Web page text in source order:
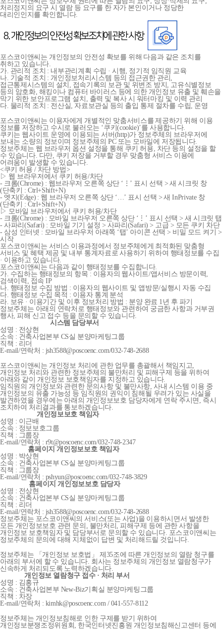
처리정지의 요구 시 열람 등 요구를 한 자가 본인이거나 정당한
대리인인지를 확인합니다.
포스코이앤씨는 개인정보의 안전성 확보를 위해 다음과 같은 조치를
취하고 있습니다.
가. 관리적 조치 : 내부관리계획 수립 · 시행, 정기적 임직원 교육
나. 기술적 조치 : 개인정보처리시스템 등의 접근권한 관리,
접근통제시스템의 설치, 접속기록의 보관 및 위변조 방지, 고유식별정보
등의 암호화, 해킹이나 컴퓨터 바이러스 등에 의한 개인정보 유출 및 훼손을
막기 위한 보안프로그램 설치, 출력 및 복사 시 워터마킹 및 이력 관리
다. 물리적 조치 : 전산실, 자료보관실 등의 출입 통제 절차를 수립, 운영
포스코이앤씨는 이용자에게 개별적인 맞춤서비스를 제공하기 위해 이용
정보를 저장하고 수시로 불러오는 ‘쿠키(cookie)’를 사용합니다.
쿠키는 웹사이트 운영에 이용되는 서버(http)가 정보주체의 브라우저에
보내는 소량의 정보이며 정보주체의 PC 또는 모바일에 저장됩니다.
정보주체는 웹 브라우저 옵션 설정을 통해 쿠키 허용, 차단 등의 설정을 할
수 있습니다. 다만, 쿠키 저장을 거부할 경우 맞춤형 서비스 이용에
어려움이 발생할 수 있습니다.
<쿠키 허용 / 차단 방법>
▷ 웹 브라우저에서 쿠키 허용/차단
- 크롬(Chrome) : 웹브라우저 오른쪽 상단 ‘⋮’ 표시 선택 > 새 시크릿 창
(단축키 : Ctrl+Shift+N)
- 엣지(Edge) : 웹 브라우저 오른쪽 상단 ‘…’ 표시 선택 > 새 InPrivate 창
(단축키 : Ctrl+Shift+N)
▷ 모바일 브라우저에서 쿠키 허용/차단
- 크롬(Chrome) : 모바일 브라우저 오른쪽 상단 ‘⋮’ 표시 선택 > 새 시크릿 탭
- 사파리(Safari) : 모바일 기기 설정 > 사파리(Safari) > 고급 > 모든 쿠키 차단
- 삼성 인터넷 : 모바일 브라우저 아래쪽 ‘탭’ 아이콘 선택 > 비밀 모드 켜기 >
시작
포스코이앤씨는 서비스 이용과정에서 정보주체에게 최적화된 맞춤형
서비스 및 혜택 제공 및 내부 통계자료로 사용하기 위하여 행태정보를 수집
· 이용하고 있습니다.
포스코이앤씨는 다음과 같이 행태정보를 수집합니다.
가. 수집하는 행태정보의 항목 : 이용자의 웹사이트/앱서비스 방문이력,
검색이력, 접속 IP
나. 행태정보 수집 방법 : 이용자의 웹사이트 및 앱방문/실행시 자동 수집
다. 행태정보 수집 목적 : 이용자 통계 분석
라. 보유 · 이용기간 및 이후 정보처리 방법 : 분양 완료 1년 후 파기
정보주체는 아래의 연락처로 행태정보와 관련하여 궁금한 사항과 거부권
행사, 피해 신고 접수 등을 문의할 수 있습니다.
시스템 담당부서
성명 : 전상현
소속 : 건축사업본부 CS실 분양마케팅그룹
직책 : 리더
E-mail/연락처 : jsh3588@poscoenc.com/032-748-2688
포스코이앤씨는 개인정보 처리에 관한 업무를 총괄해서 책임지고,
개인정보 처리와 관련한 정보주체의 불만처리 및 피해구제 등을 위하여
아래와 같이 개인정보 보호책임자를 지정하고 있습니다.
임직원의 개인정보와 관련한 문의사항 및 불만사항, 사내 시스템 이용 중
개인정보의 유출 가능성 등 임직원의 권익이 침해될 우려가 있는 사실을
발견하였을 경우에는 아래의 개인정보보호 담당자에게 연락 주시면, 즉시
조치하여 처리결과를 통보하겠습니다.
개인정보보호 책임자
성명 : 이근배
소속 : 정보보호그룹
직책 : 그룹장
E-mail/연락처 : r9t@poscoenc.com/032-748-2347
홈페이지 개인정보보호 책임자
성명 : 박상현
소속 : 건축사업본부 CS실 분양마케팅그룹
직책 : 그룹장
E-mail/연락처 : pshyun@poscoenc.com/032-748-3829
홈페이지 개인정보보호 담당자
성명 : 전상현
소속 : 건축사업본부 CS실 분양마케팅그룹
직책 : 리더
E-mail/연락처 : jsh3588@poscoenc.com/032-748-2688
정보주체는 포스코이앤씨의 서비스(또는 사업)을 이용하시면서 발생한
모든 개인정보보호 관련 문의, 불만처리, 피해구제 등에 관한 사항을
개인정보 보호책임자 및 담당부서로 문의할 수 있습니다. 포스코이앤씨는
정보주체의 문의에 대해 지체없이 답변 및 처리해드릴 것입니다.
정보주체는 「개인정보 보호법」 제35조에 따른 개인정보의 열람 청구를
아래의 부서에 할 수 있습니다. 회사는 정보주체의 개인정보 열람청구가
신속하게 처리되도록 노력하겠습니다.
개인정보 열람청구 접수 · 처리 부서
성명 : 김홍규
소속 : 건축사업본부 New-Biz기획실 분양마케팅그룹
직책 : 차장
E-mail/연락처 : kimhk@poscoenc.com / 041-557-8112
정보주체는 개인정보침해로 인한 구제를 받기 위하여
개인정보분쟁조정위원회, 한국인터넷진흥원 개인정보침해신고센터 등에